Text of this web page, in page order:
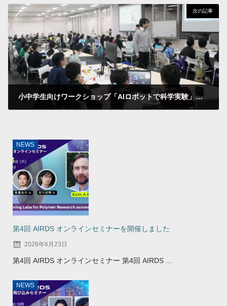
次の記事
小中学生向けワークショップ「AIロボットで科学実験」開催しました
NEWS
第4回 AIRDS オンラインセミナーを開催しました
2026年6月23日
第4回 AIRDS オンラインセミナー 第4回 AIRDS ...
NEWS